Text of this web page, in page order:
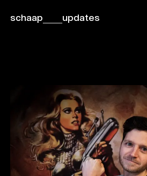
schaap updates